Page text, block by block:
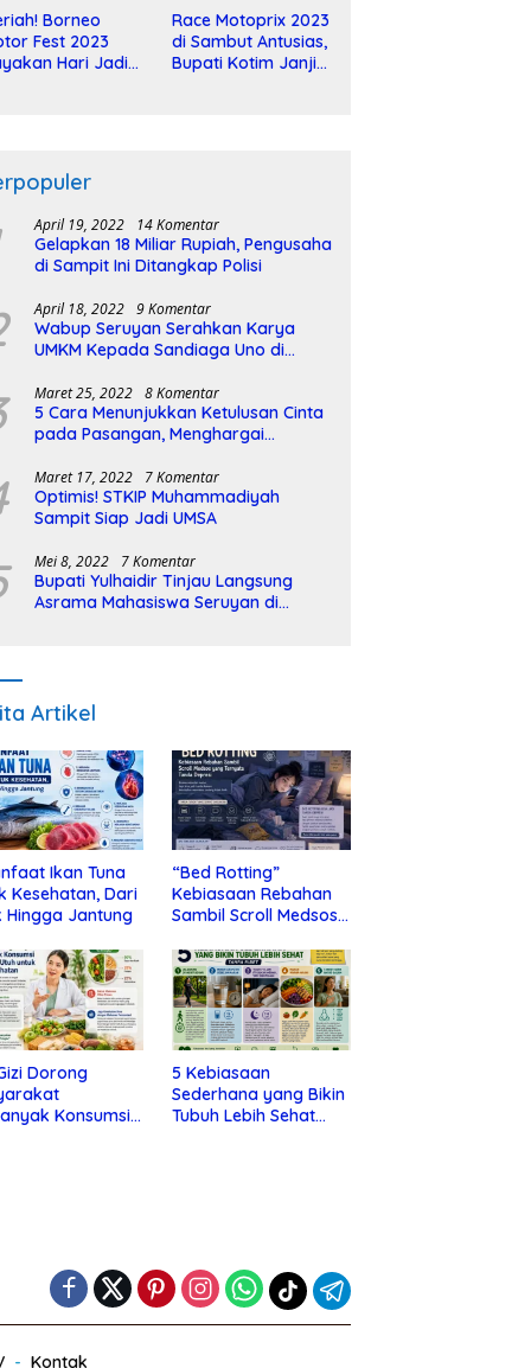
Borneo
Fest 2023
Hari Jadi
Race Motoprix 2023
di Sambut Antusias,
Bupati Kotim Janji
April 19, 2022 14 Komentar
Gelapkan 18 Miliar Rupiah, Pengusaha
di Sampit Ini Ditangkap Polisi
April 18, 2022 9 Komentar
Wabup Seruyan Serahkan Karya
UMKM Kepada Sandiaga Uno di
Maret 25, 2022 8 Komentar
5 Cara Menunjukkan Ketulusan Cinta
pada Pasangan, Menghargai
Maret 17, 2022 7 Komentar
Optimis! STKIP Muhammadiyah
Sampit Siap Jadi UMSA
Mei 8, 2022 7 Komentar
Bupati Yulhaidir Tinjau Langsung
Asrama Mahasiswa Seruyan di
Artikel
Ikan Tuna
Kesehatan, Dari
Hingga Jantung
“Bed Rotting”
Kebiasaan Rebahan
Sambil Scroll Medsos
Depresi
Dorong
Konsumsi
5 Kebiasaan
Sederhana yang Bikin
Tubuh Lebih Sehat
Kontak